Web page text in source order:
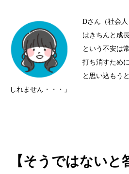
Dさん（社会
はきちんと成
という不安は
打ち消すため
と思い込もう
しれません・・・」
【そうではないと